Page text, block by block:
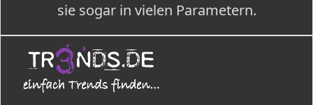
sie sogar in vielen Parametern.